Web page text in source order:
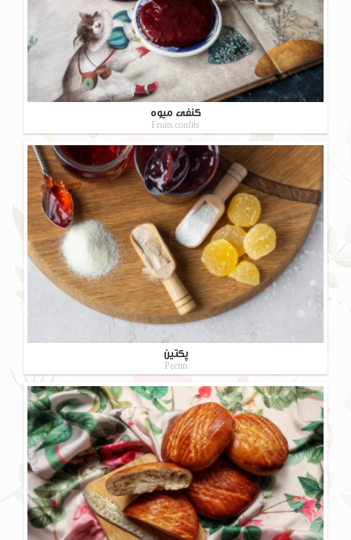
کنفی میوه
Fruits confits
پکتین
Pectin